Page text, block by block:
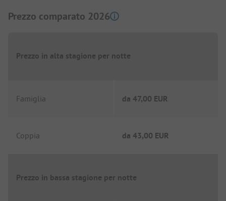
Prezzo comparato 2026
Prezzo in alta stagione per notte
Famiglia da 47,00 EUR
Coppia da 43,00 EUR
Prezzo in bassa stagione per notte